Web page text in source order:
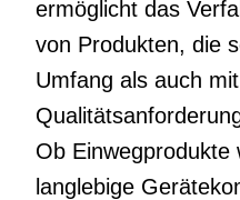
ermöglicht das
von Produkten, die
Umfang als auch
Ob Einwegprodukte
langlebige